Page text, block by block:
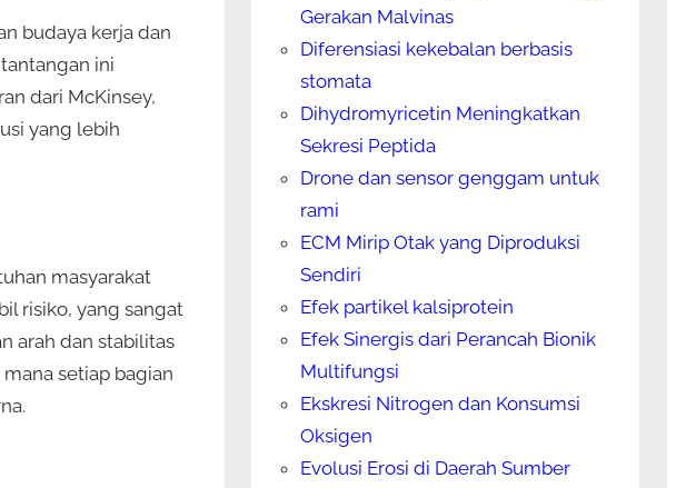
budaya kerja dan
ini
dari McKinsey,
yang lebih
masyarakat
risiko, yang sangat
arah dan stabilitas
setiap bagian
Gerakan Malvinas
Diferensiasi kekebalan berbasis
stomata
Dihydromyricetin Meningkatkan
Sekresi Peptida
Drone dan sensor genggam untuk
rami
ECM Mirip Otak yang Diproduksi
Sendiri
Efek partikel kalsiprotein
Efek Sinergis dari Perancah Bionik
Multifungsi
Ekskresi Nitrogen dan Konsumsi
Oksigen
Evolusi Erosi di Daerah Sumber